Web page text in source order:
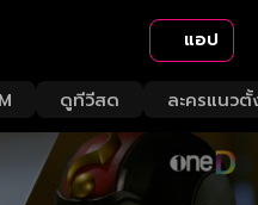
แอป
ดูทีวีสด ละครแนวตั้